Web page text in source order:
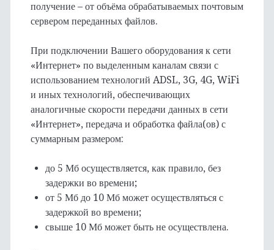
получение – от объёма обрабатываемых почтовым
сервером переданных файлов.
При подключении Вашего оборудования к сети
«Интернет» по выделенным каналам связи с
использованием технологий ADSL, 3G, 4G, WiFi
и иных технологий, обеспечивающих
аналогичные скорости передачи данных в сети
«Интернет», передача и обработка файла(ов) с
суммарным размером:
до 5 Мб осуществляется, как правило, без
задержки во времени;
от 5 Мб до 10 Мб может осуществляться с
задержкой во времени;
свыше 10 Мб может быть не осуществлена.